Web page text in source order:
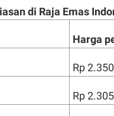
di Raja Emas
Harga
Rp
Rp